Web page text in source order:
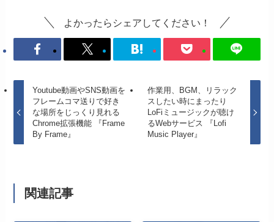
よかったらシェアしてください！
Youtube動画やSNS動画を
フレームコマ送りで好き
な場所をじっくり見れる
Chrome拡張機能 『Frame
By Frame』
作業用、BGM、リラック
スしたい時にまったり
LoFiミュージックが聴け
るWebサービス 『Lofi
Music Player』
関連記事